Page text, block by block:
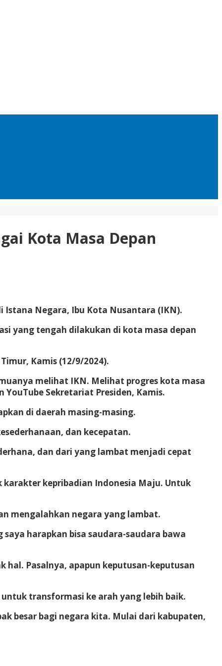
Kota Masa Depan
Istana Negara, Ibu Kota Nusantara (IKN).
yang tengah dilakukan di kota masa depan
Kamis (12/9/2024).
melihat IKN. Melihat progres kota masa
Sekretariat Presiden, Kamis.
di daerah masing-masing.
dan kecepatan.
dan dari yang lambat menjadi cepat
karakter kepribadian Indonesia Maju. Untuk
mengalahkan negara yang lambat.
harapkan bisa saudara-saudara bawa
Pasalnya, apapun keputusan-keputusan
transformasi ke arah yang lebih baik.
besar bagi negara kita. Mulai dari kabupaten,